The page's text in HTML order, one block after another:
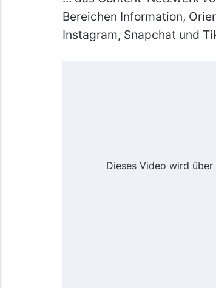
Bereichen Information,
Instagram, Snapchat und
Dieses Video wird